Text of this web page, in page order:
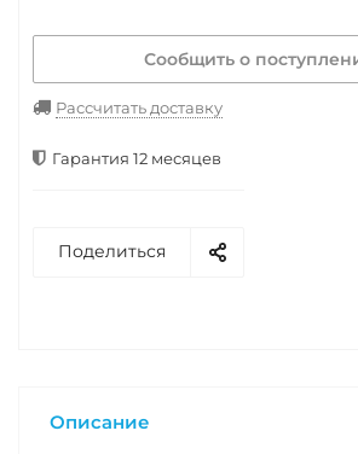
Сообщить о
Рассчитать доставку
Гарантия 12 месяцев
Поделиться
Описание